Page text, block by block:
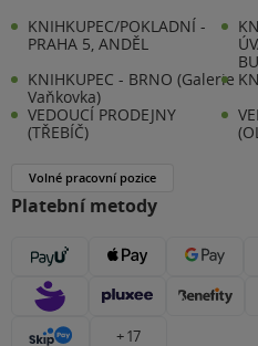
KNIHKUPEC/POKLADNÍ -
PRAHA 5, ANDĚL
KNIHKUPEC - BRNO (Galerie
Vaňkovka)
VEDOUCÍ PRODEJNY
(TŘEBÍČ)
Volné pracovní pozice
Platební metody
+ 17